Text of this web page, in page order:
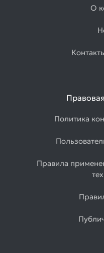
О
Политика
Правила